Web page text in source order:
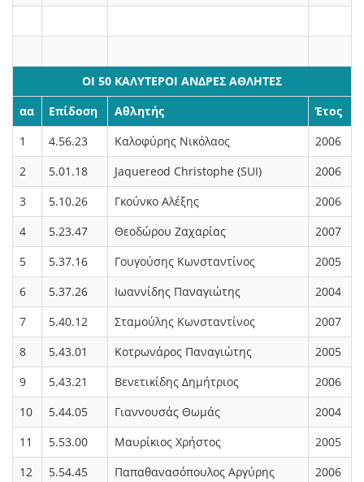
ΟΙ 50 ΚΑΛΥΤΕΡΟΙ ΑΝΔΡΕΣ ΑΘΛΗΤΕΣ
αα
Επίδοση Αθλητής
Έτος
1
4.56.23 Καλοφύρης Νικόλαος
2006
2
5.01.18 Jaquereod Christophe (SUI)
2006
3
5.10.26 Γκούνκο Αλέξης
2006
4
5.23.47 Θεοδώρου Ζαχαρίας
2007
5
5.37.16 Γουγούσης Κωνσταντίνος
2005
6
5.37.26 Ιωαννίδης Παναγιώτης
2004
7
5.40.12 Σταμούλης Κωνσταντίνος
2007
8
5.43.01 Κοτρωνάρος Παναγιώτης
2005
9
5.43.21 Βενετικίδης Δημήτριος
2006
10
5.44.05 Γιαννουσάς Θωμάς
2004
11
5.53.00 Μαυρίκιος Χρήστος
2005
12
5.54.45 Παπαθανασόπουλος Αργύρης
2006